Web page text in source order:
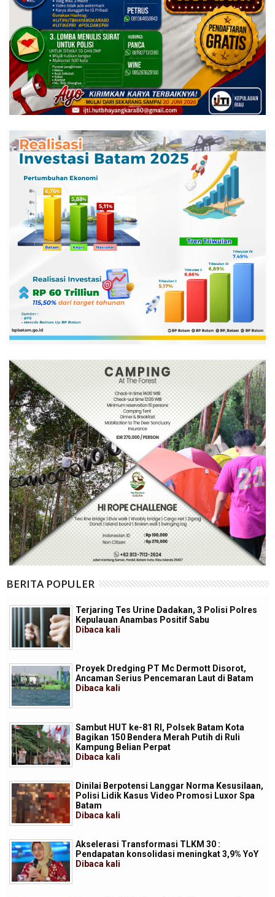
BERITA POPULER
Terjaring Tes Urine Dadakan, 3 Polisi Polres
Kepulauan Anambas Positif Sabu
Dibaca kali
Proyek Dredging PT Mc Dermott Disorot,
Ancaman Serius Pencemaran Laut di Batam
Dibaca kali
Sambut HUT ke-81 RI, Polsek Batam Kota
Bagikan 150 Bendera Merah Putih di Ruli
Kampung Belian Perpat
Dibaca kali
Dinilai Berpotensi Langgar Norma Kesusilaan,
Polisi Lidik Kasus Video Promosi Luxor Spa
Batam
Dibaca kali
Akselerasi Transformasi TLKM 30 :
Pendapatan konsolidasi meningkat 3,9% YoY
Dibaca kali